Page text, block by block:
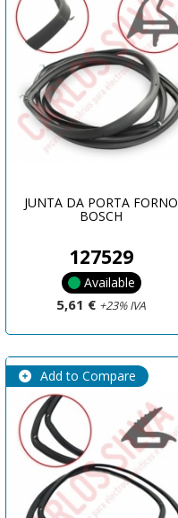
JUNTA DA PORTA FORNO
BOSCH
127529
Available
5,61 € +23% IVA
Add to Compare